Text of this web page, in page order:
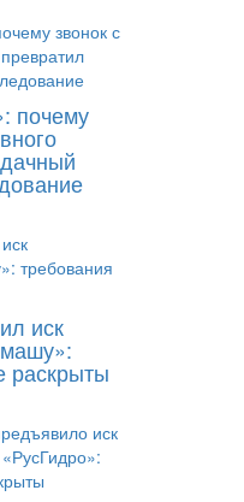
взнос по семейной
почему
иск
раскрыты